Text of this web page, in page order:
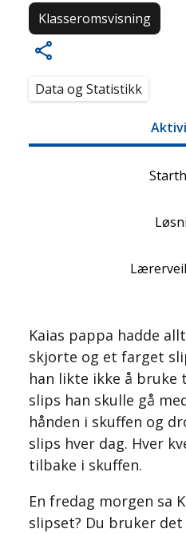
Klasseromsvisning
Data og Statistikk
Kaias pappa hadde
skjorte og et farget
han likte ikke å bruke
slips han skulle gå
hånden i skuffen og
slips hver dag. Hver
tilbake i skuffen.
En fredag morgen sa
slipset? Du bruker